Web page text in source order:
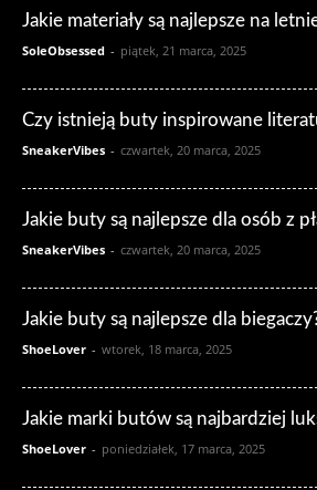
Jakie materiały są najlepsze na
SoleObsessed - piątek, 21 marca, 2025
Czy istnieją buty inspirowane
SneakerVibes - czwartek, 20 marca, 2025
Jakie buty są najlepsze dla osób z
SneakerVibes - czwartek, 20 marca, 2025
Jakie buty są najlepsze dla
ShoeLover - wtorek, 18 marca, 2025
Jakie marki butów są najbardziej
ShoeLover - poniedziałek, 17 marca, 2025